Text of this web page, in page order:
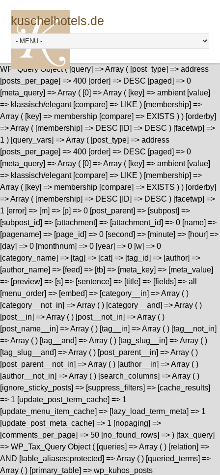
kuschelhotels.de
WP_Query Object ( [query] => Array ( [post_type] => address
[posts_per_page] => 400 [order] => DESC [paged] => 0
[meta_query] => Array ( [0] => Array ( [key] => ambient [value]
=> klassisch/elegant [compare] => LIKE ) [membership] =>
Array ( [key] => membership [compare] => EXISTS ) ) [orderby]
=> Array ( [membership] => DESC [ID] => DESC ) [facetwp] =>
1 ) [query_vars] => Array ( [post_type] => address
[posts_per_page] => 400 [order] => DESC [paged] => 0
[meta_query] => Array ( [0] => Array ( [key] => ambient [value]
=> klassisch/elegant [compare] => LIKE ) [membership] =>
Array ( [key] => membership [compare] => EXISTS ) ) [orderby]
=> Array ( [membership] => DESC [ID] => DESC ) [facetwp] =>
1 [error] => [m] => [p] => 0 [post_parent] => [subpost] =>
[subpost_id] => [attachment] => [attachment_id] => 0 [name] =>
[pagename] => [page_id] => 0 [second] => [minute] => [hour] =>
[day] => 0 [monthnum] => 0 [year] => 0 [w] => 0
[category_name] => [tag] => [cat] => [tag_id] => [author] =>
[author_name] => [feed] => [tb] => [meta_key] => [meta_value]
=> [preview] => [s] => [sentence] => [title] => [fields] => all
[menu_order] => [embed] => [category__in] => Array ( )
[category__not_in] => Array ( ) [category__and] => Array ( )
[post__in] => Array ( ) [post__not_in] => Array ( )
[post_name__in] => Array ( ) [tag__in] => Array ( ) [tag__not_in]
=> Array ( ) [tag__and] => Array ( ) [tag_slug__in] => Array ( )
[tag_slug__and] => Array ( ) [post_parent__in] => Array ( )
[post_parent__not_in] => Array ( ) [author__in] => Array ( )
[author__not_in] => Array ( ) [search_columns] => Array ( )
[ignore_sticky_posts] => [suppress_filters] => [cache_results]
=> 1 [update_post_term_cache] => 1
[update_menu_item_cache] => [lazy_load_term_meta] => 1
[update_post_meta_cache] => 1 [nopaging] =>
[comments_per_page] => 50 [no_found_rows] => ) [tax_query]
=> WP_Tax_Query Object ( [queries] => Array ( ) [relation] =>
AND [table_aliases:protected] => Array ( ) [queried_terms] =>
Array ( ) [primary_table] => wp_kuhos_posts